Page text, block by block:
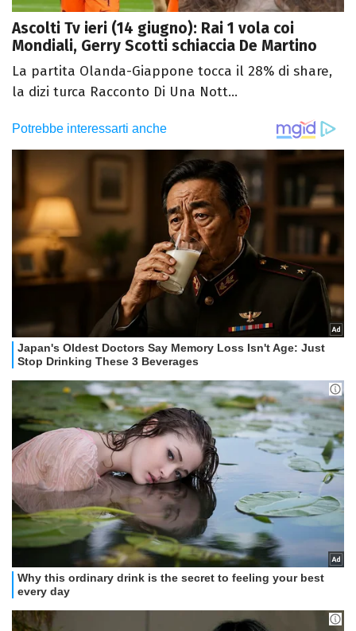
Ascolti Tv ieri (14 giugno): Rai 1 vola coi
Mondiali, Gerry Scotti schiaccia De Martino
La partita Olanda-Giappone tocca il 28% di share,
la dizi turca Racconto Di Una Nott...